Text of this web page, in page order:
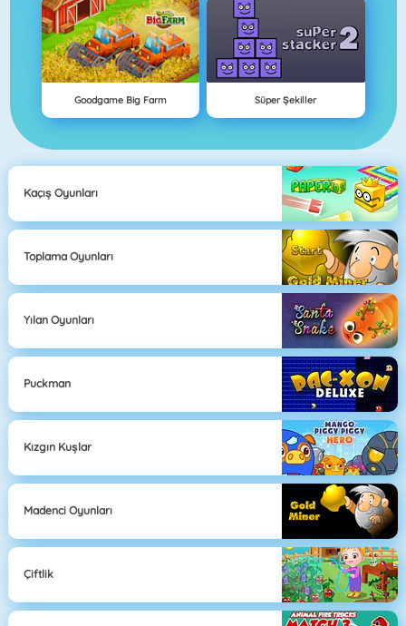
Goodgame Big Farm Süper Şekiller
Kaçış Oyunları
Toplama Oyunları
Yılan Oyunları
Puckman
Kızgın Kuşlar
Madenci Oyunları
Çiftlik